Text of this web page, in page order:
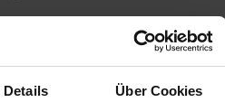
Details Über Cookies
(BPO)